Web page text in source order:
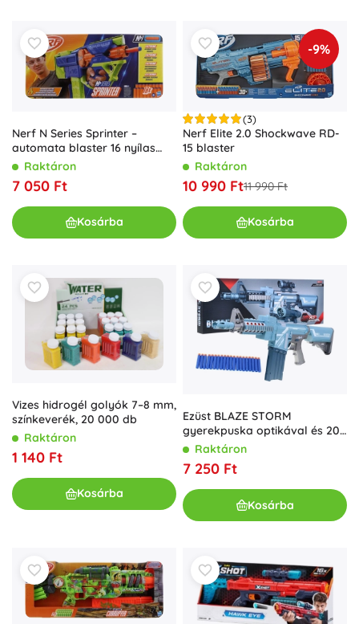
Nerf N Series Sprinter –
automata blaster 16 nyílas
tárval
Raktáron
7 050 Ft
Kosárba
-9%
(3)
Nerf Elite 2.0 Shockwave RD-
15 blaster
Raktáron
10 990 Ft11 990 Ft
Kosárba
Vizes hidrogél golyók 7–8 mm,
színkeverék, 20 000 db
Raktáron
1 140 Ft
Kosárba
Ezüst BLAZE STORM
gyerekpuska optikával és 20
hablövedékkel, 6+
Raktáron
7 250 Ft
Kosárba